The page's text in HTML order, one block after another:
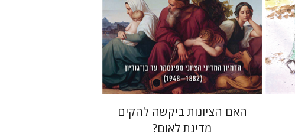
הנחת אתר ספר מודפס
$42
$38
האם הציונות ביקשה להקים
מדינת לאום?